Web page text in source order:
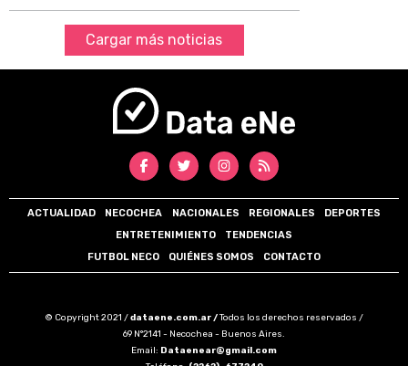
Cargar más noticias
ACTUALIDAD NECOCHEA NACIONALES REGIONALES
DEPORTES
ENTRETENIMIENTO
TENDENCIAS
FUTBOL NECO
QUIÉNES SOMOS CONTACTO
© Copyright 2021 /dataene.com.ar /Todos los derechos reservados /
69 N°2141 - Necochea - Buenos Aires.
Email: Dataenear@gmail.com